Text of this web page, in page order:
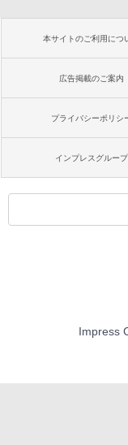
本サイトのご利用につ
広告掲載のご案内
プライバシーポリシ
インプレスグループ
Impress